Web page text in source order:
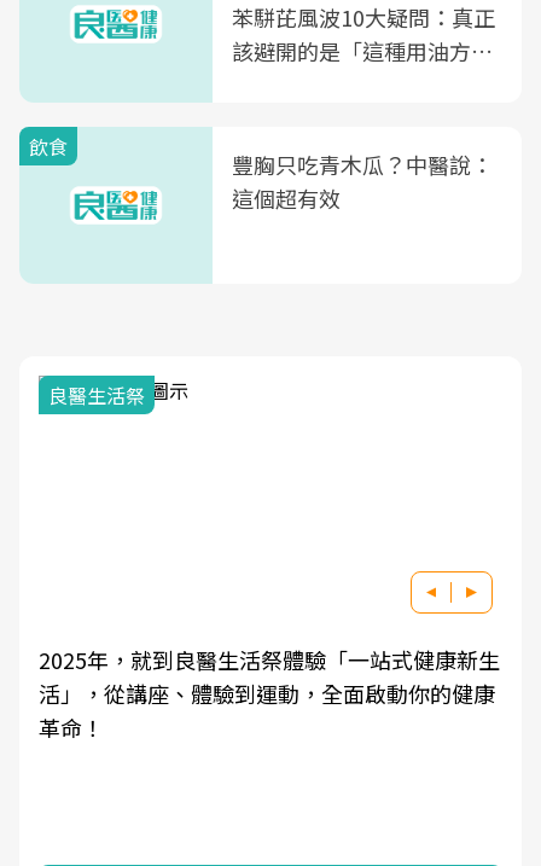
苯駢芘風波10大疑問：真正
該避開的是「這種用油方
飲食
豐胸只吃青木瓜？中醫說：
這個超有效
良醫生活祭
2025年，就到良醫生活祭體驗「一站式健康新生
活」，從講座、體驗到運動，全面啟動你的健康
革命！